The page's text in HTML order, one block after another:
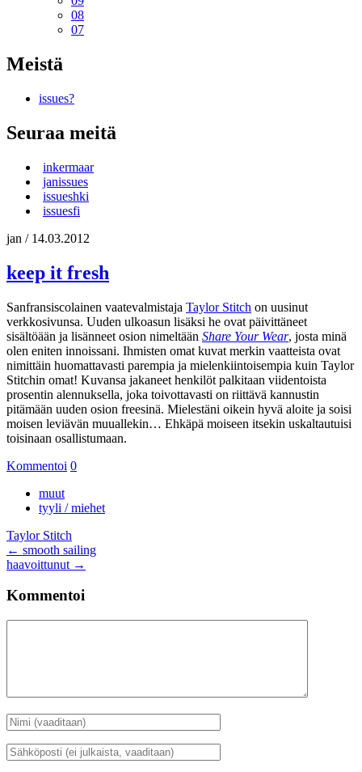
08
07
Meistä
issues?
Seuraa meitä
inkermaar
janissues
issueshki
issuesfi
jan / 14.03.2012
keep it fresh
Sanfransiscolainen vaatevalmistaja Taylor Stitch on uusinut
verkkosivunsa. Uuden ulkoasun lisäksi he ovat päivittäneet
sisältöään ja lisänneet osion nimeltään Share Your Wear, josta minä
olen eniten innoissani. Ihmisten omat kuvat merkin vaatteista ovat
nimittäin huomattavasti parempia ja mielenkiintoisempia kuin Taylor
Stitchin omat! Kuvansa jakaneet henkilöt palkitaan viidentoista
prosentin alennuksella, joka toivottavasti on riittävä kannustin
pitämään uuden osion freesinä. Mielestäni oikein hyvä aloite ja soisi
moisen leviävän muuallekin… Ehkäpä moiseen itsekin uskaltautuisi
toisinaan osallistumaan.
Kommentoi 0
muut
tyyli / miehet
Taylor Stitch
Artikkelien
selaus
← smooth sailing
haavoittunut →
Kommentoi
Nimi
*
Sähköposti
*